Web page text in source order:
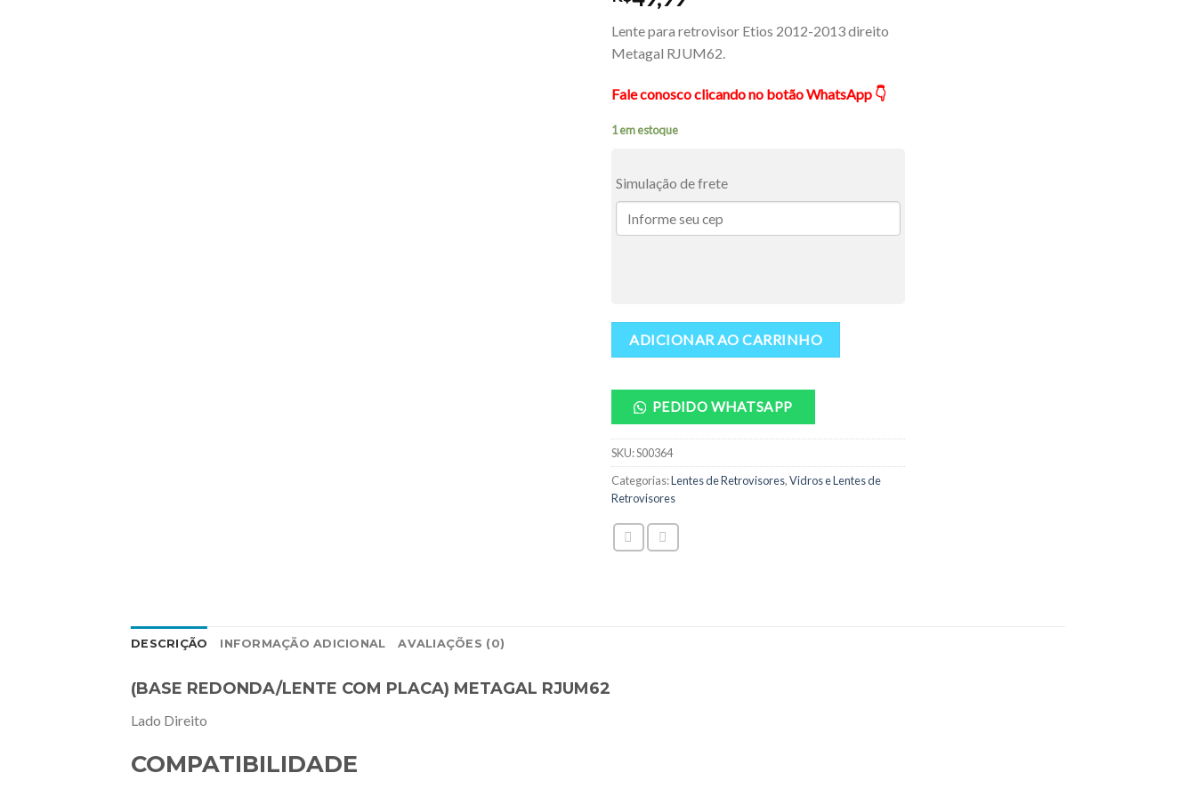
Lente para retrovisor Etios 2012-2013 direito
Metagal RJUM62.
Fale conosco clicando no botão WhatsApp 👇
1 em estoque
Simulação de frete
ADICIONAR AO CARRINHO
PEDIDO WHATSAPP
SKU:S00364
Categorias:Lentes de Retrovisores,Vidros e Lentes de
Retrovisores
DESCRIÇÃO INFORMAÇÃO ADICIONAL AVALIAÇÕES (0)
(BASE REDONDA/LENTE COM PLACA) METAGAL RJUM62
Lado Direito
COMPATIBILIDADE